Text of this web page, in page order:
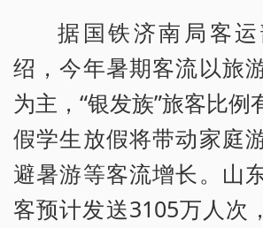
据国铁济南局客
绍，今年暑期客流以旅
为主，“银发族”旅客比例
假学生放假将带动家庭
避暑游等客流增长。山
客预计发送3105万人次